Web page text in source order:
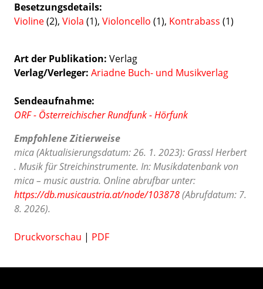
Besetzungsdetails
Violine(2), Viola (1), Violoncello (1), Kontrabass (1)
Art der Publikation Verlag
Verlag/Verleger Ariadne Buch- und Musikverlag
Sendeaufnahme:
ORF - Österreichischer Rundfunk - Hörfunk
Empfohlene Zitierweise
mica (Aktualisierungsdatum: 26. 1. 2023): Grassl Herbert
. Musik für Streichinstrumente. In: Musikdatenbank von
mica – music austria. Online abrufbar unter:
https://db.musicaustria.at/node/103878(Abrufdatum: 7.
8. 2026).
Druckvorschau | PDF